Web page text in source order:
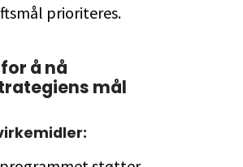
prioriteres.
å nå
mål